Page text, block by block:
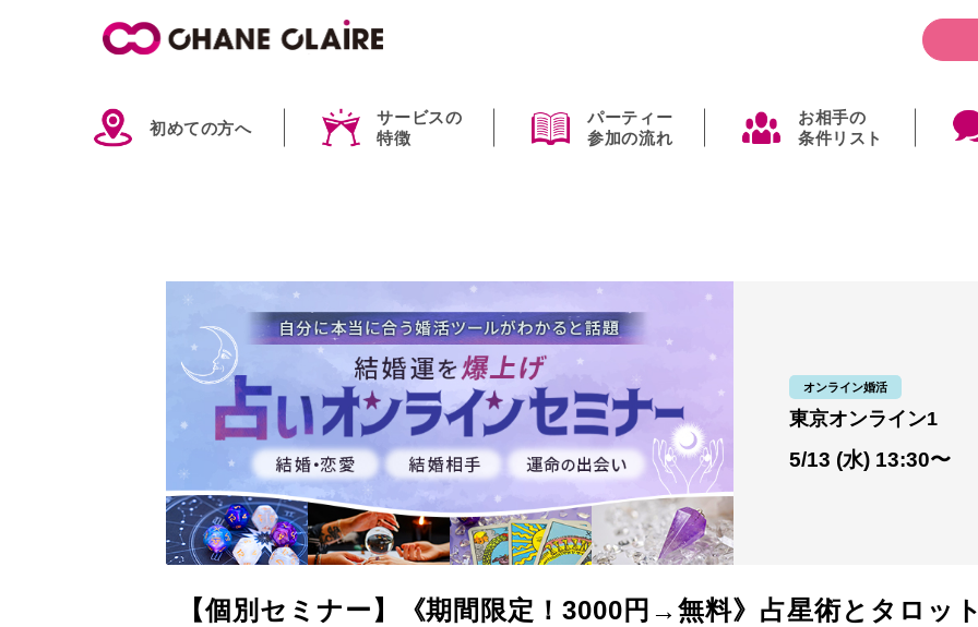
初めての方へ
サービスの
特徴
パーティー
参加の流れ
お相手の
条件リスト
5/13 (水) 13:30〜
オンライン婚活
東京オンライン1
【個別セミナー】《期間限定！3000円→無料》占星術とタロッ